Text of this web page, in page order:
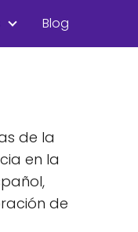
Blog
de la
en la
de